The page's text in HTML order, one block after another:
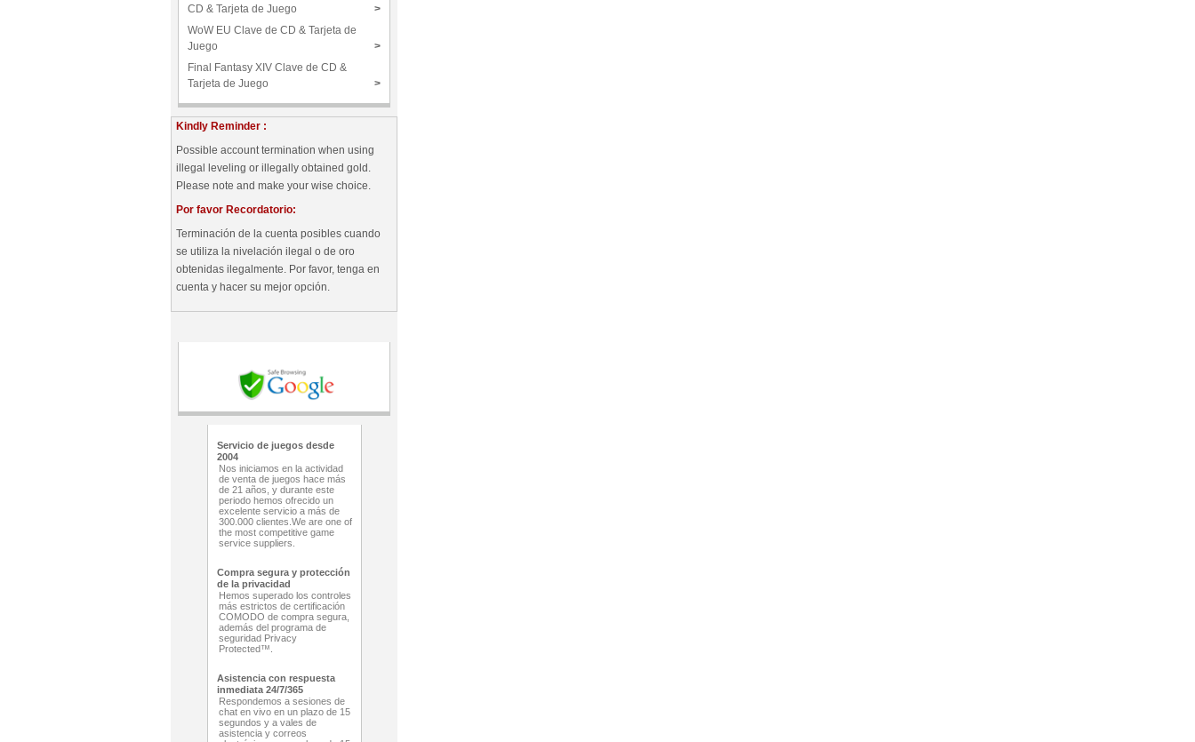
CD & Tarjeta de Juego
>
WoW EU Clave de CD & Tarjeta de
Juego
>
Final Fantasy XIV Clave de CD &
Tarjeta de Juego
>
Kindly Reminder :
Possible account termination when using
illegal leveling or illegally obtained gold.
Please note and make your wise choice.
Por favor Recordatorio:
Terminación de la cuenta posibles cuando
se utiliza la nivelación ilegal o de oro
obtenidas ilegalmente. Por favor, tenga en
cuenta y hacer su mejor opción.
Servicio de juegos desde
2004
Nos iniciamos en la actividad
de venta de juegos hace más
de 21 años, y durante este
periodo hemos ofrecido un
excelente servicio a más de
300.000 clientes.We are one of
the most competitive game
service suppliers.
Compra segura y protección
de la privacidad
Hemos superado los controles
más estrictos de certificación
COMODO de compra segura,
además del programa de
seguridad Privacy
Protected™.
Asistencia con respuesta
inmediata 24/7/365
Respondemos a sesiones de
chat en vivo en un plazo de 15
segundos y a vales de
asistencia y correos